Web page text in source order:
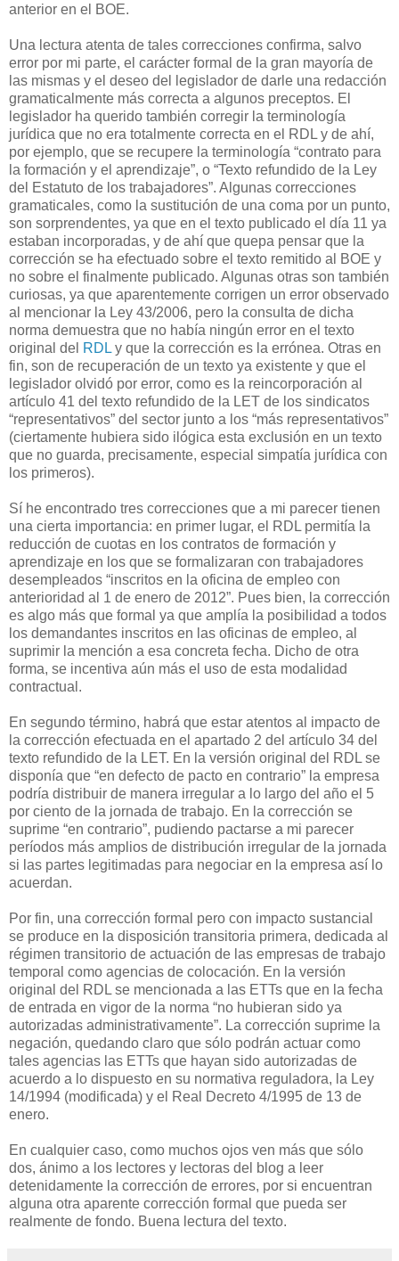
anterior en el BOE.
Una lectura atenta de tales correcciones confirma, salvo
error por mi parte, el carácter formal de la gran mayoría de
las mismas y el deseo del legislador de darle una redacción
gramaticalmente más correcta a algunos preceptos. El
legislador ha querido también corregir la terminología
jurídica que no era totalmente correcta en el RDL y de ahí,
por ejemplo, que se recupere la terminología “contrato para
la formación y el aprendizaje”, o “Texto refundido de la Ley
del Estatuto de los trabajadores”. Algunas correcciones
gramaticales, como la sustitución de una coma por un punto,
son sorprendentes, ya que en el texto publicado el día 11 ya
estaban incorporadas, y de ahí que quepa pensar que la
corrección se ha efectuado sobre el texto remitido al BOE y
no sobre el finalmente publicado. Algunas otras son también
curiosas, ya que aparentemente corrigen un error observado
al mencionar la Ley 43/2006, pero la consulta de dicha
norma demuestra que no había ningún error en el texto
original del RDL y que la corrección es la errónea. Otras en
fin, son de recuperación de un texto ya existente y que el
legislador olvidó por error, como es la reincorporación al
artículo 41 del texto refundido de la LET de los sindicatos
“representativos” del sector junto a los “más representativos”
(ciertamente hubiera sido ilógica esta exclusión en un texto
que no guarda, precisamente, especial simpatía jurídica con
los primeros).
Sí he encontrado tres correcciones que a mi parecer tienen
una cierta importancia: en primer lugar, el RDL permitía la
reducción de cuotas en los contratos de formación y
aprendizaje en los que se formalizaran con trabajadores
desempleados “inscritos en la oficina de empleo con
anterioridad al 1 de enero de 2012”. Pues bien, la corrección
es algo más que formal ya que amplía la posibilidad a todos
los demandantes inscritos en las oficinas de empleo, al
suprimir la mención a esa concreta fecha. Dicho de otra
forma, se incentiva aún más el uso de esta modalidad
contractual.
En segundo término, habrá que estar atentos al impacto de
la corrección efectuada en el apartado 2 del artículo 34 del
texto refundido de la LET. En la versión original del RDL se
disponía que “en defecto de pacto en contrario” la empresa
podría distribuir de manera irregular a lo largo del año el 5
por ciento de la jornada de trabajo. En la corrección se
suprime “en contrario”, pudiendo pactarse a mi parecer
períodos más amplios de distribución irregular de la jornada
si las partes legitimadas para negociar en la empresa así lo
acuerdan.
Por fin, una corrección formal pero con impacto sustancial
se produce en la disposición transitoria primera, dedicada al
régimen transitorio de actuación de las empresas de trabajo
temporal como agencias de colocación. En la versión
original del RDL se mencionada a las ETTs que en la fecha
de entrada en vigor de la norma “no hubieran sido ya
autorizadas administrativamente”. La corrección suprime la
negación, quedando claro que sólo podrán actuar como
tales agencias las ETTs que hayan sido autorizadas de
acuerdo a lo dispuesto en su normativa reguladora, la Ley
14/1994 (modificada) y el Real Decreto 4/1995 de 13 de
enero.
En cualquier caso, como muchos ojos ven más que sólo
dos, ánimo a los lectores y lectoras del blog a leer
detenidamente la corrección de errores, por si encuentran
alguna otra aparente corrección formal que pueda ser
realmente de fondo. Buena lectura del texto.